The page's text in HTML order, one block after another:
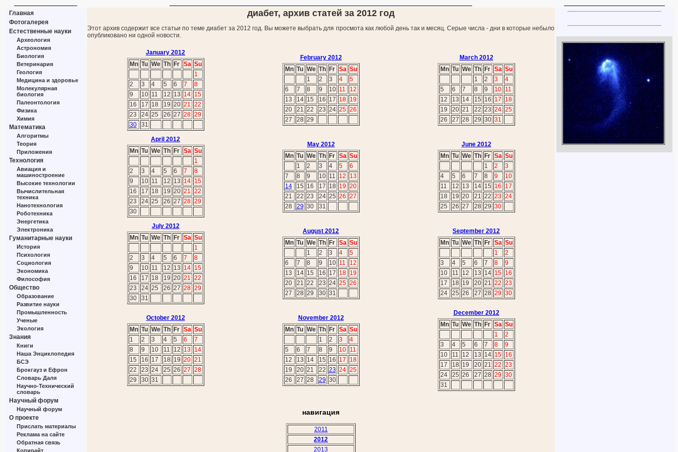
Главная
Фотогалерея
Естественные науки
Археология
Астрономия
Биология
Ветеринария
Геология
Медицина и здоровье
Молекулярная
биология
Палеонтология
Физика
Химия
Математика
Алгоритмы
Теория
Приложения
Технология
Авиация и
машиностроение
Высокие технологии
Вычислительная
техника
Нанотехнология
Роботехника
Энергетика
Электроника
Гуманитарные науки
История
Психология
Социология
Экономика
Философия
Общество
Образование
Развитие науки
Промышленность
Ученые
Экология
Знания
Книги
Наша Энциклопедия
БСЭ
Брокгауз и Ефрон
Словарь Даля
Научно-Технический
словарь
Научный форум
Научный форум
О проекте
Прислать материалы
Реклама на сайте
Обратная связь
Копирайт
диабет, архив статей за 2012 год
Этот архив содержит все статьи по теме диабет за 2012 год. Вы можете выбрать для просмота как любой день так и месяц. Серые числа - дни в которые небыло
опубликовано ни одной новости.
January 2012
Mn Tu We Th Fr Sa Su
1
2
3 4 5 6 7
8
9
10 11 12 13 14
15
16
17 18 19 20 21 22
23
24 25 26 27 28 29
30
31
February 2012
Mn Tu We Th Fr Sa Su
1
2 3 4
5
6
7 8 9 10 11
12
13
14 15 16 17 18
19
20
21 22 23 24 25 26
27
28 29
March 2012
Mn Tu We Th Fr Sa Su
1
2 3
4
5
6 7 8 9 10
11
12
13 14 15 16 17
18
19
20 21 22 23 24 25
26
27 28 29 30 31
April 2012
Mn Tu We Th Fr Sa Su
1
2
3 4 5 6 7
8
9
10 11 12 13 14
15
16
17 18 19 20 21 22
23
24 25 26 27 28 29
30
May 2012
Mn Tu We Th Fr Sa Su
1
2 3 4 5
6
7
8 9 10 11 12
13
14
15 16 17 18 19 20
21
22 23 24 25 26 27
28
29 30 31
June 2012
Mn Tu We Th Fr Sa Su
1
2
3
4
5 6 7 8 9
10
11
12 13 14 15 16
17
18
19 20 21 22 23 24
25
26 27 28 29 30
July 2012
Mn Tu We Th Fr Sa Su
1
2
3 4 5 6 7
8
9
10 11 12 13 14
15
16
17 18 19 20 21 22
23
24 25 26 27 28 29
30
31
August 2012
Mn Tu We Th Fr Sa Su
1
2 3 4
5
6
7 8 9 10 11
12
13
14 15 16 17 18
19
20
21 22 23 24 25 26
27
28 29 30 31
September 2012
Mn Tu We Th Fr Sa Su
1
2
3
4 5 6 7 8
9
10
11 12 13 14 15
16
17
18 19 20 21 22 23
24
25 26 27 28 29 30
October 2012
Mn Tu We Th Fr Sa Su
1
2 3 4 5 6
7
8
9 10 11 12 13
14
15
16 17 18 19 20 21
22
23 24 25 26 27 28
29
30 31
November 2012
Mn Tu We Th Fr Sa Su
1
2 3
4
5
6 7 8 9 10
11
12
13 14 15 16 17
18
19
20 21 22 23 24 25
26
27 28 29 30
December 2012
Mn Tu We Th Fr Sa Su
1
2
3
4 5 6 7 8
9
10
11 12 13 14 15
16
17
18 19 20 21 22 23
24
25 26 27 28 29 30
31
навигация
2011
2012
2013